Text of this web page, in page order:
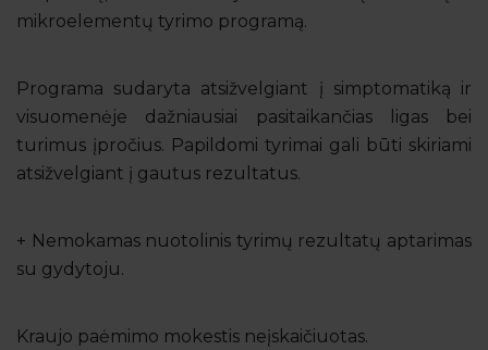
mikroelementų tyrimo programą.
Programa sudaryta atsižvelgiant į simptomatiką ir
visuomenėje dažniausiai pasitaikančias ligas bei
turimus įpročius. Papildomi tyrimai gali būti skiriami
atsižvelgiant į gautus rezultatus.
+ Nemokamas nuotolinis tyrimų rezultatų aptarimas
su gydytoju.
Kraujo paėmimo mokestis neįskaičiuotas.